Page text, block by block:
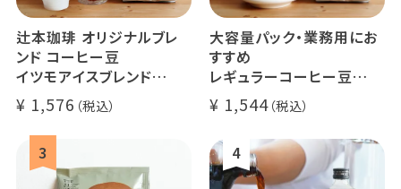
辻本珈琲 オリジナルブレ
ンド コーヒー豆
イツモアイスブレンド
500g
アイスコーヒーにオススメ
大容量 毎日のコーヒーに
業務用 水出
煎りたて 新鮮コーヒー豆
1,576
大容量パック・業務用にお
すすめ
レギュラーコーヒー豆
イツモブレンド 500g
1,544